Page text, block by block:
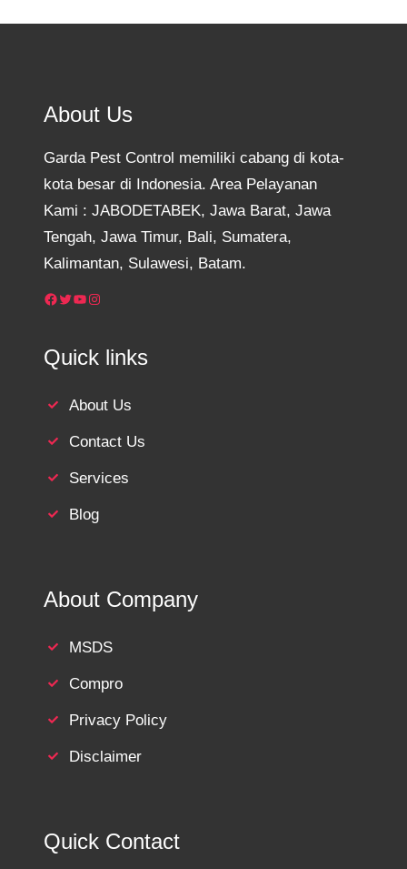
About Us
Garda Pest Control memiliki cabang di kota-
kota besar di Indonesia. Area Pelayanan
Kami : JABODETABEK, Jawa Barat, Jawa
Tengah, Jawa Timur, Bali, Sumatera,
Kalimantan, Sulawesi, Batam.
Facebook Twitter YouTube Instagram
Quick links
About Us
Contact Us
Services
Blog
About Company
MSDS
Compro
Privacy Policy
Disclaimer
Quick Contact